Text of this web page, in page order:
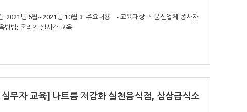
: 2021년 5월~2021년 10월 3. 주요내용 - 교육대상: 식품산업체 종사자
법: 온라인 실시간 교육
무자 교육] 나트륨 저감화 실천음식점, 삼삼급식소